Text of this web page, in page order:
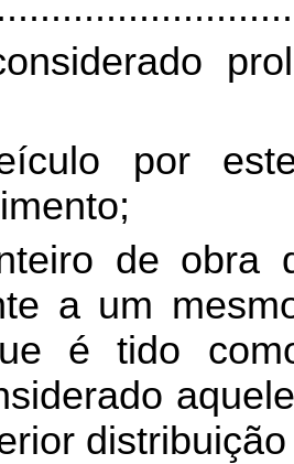
por
de obra
a um
é tido